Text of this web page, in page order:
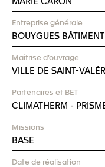
Entreprise générale
BOUYGUES
Maîtrise d’ouvrage
VILLE DE SAINT-
Partenaires et BET
CLIMATHERM -
Missions
BASE
Date de réalisation